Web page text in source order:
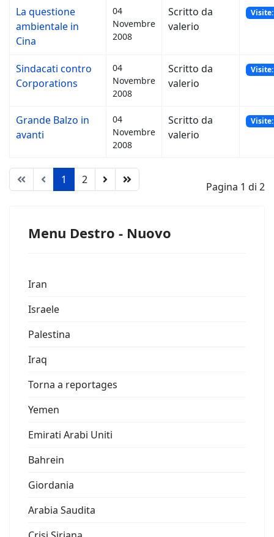
La questione
ambientale in
Cina
04
Novembre
2008
Scritto da
valerio
Sindacati contro
Corporations
04
Novembre
2008
Scritto da
valerio
Grande Balzo in
avanti
04
Novembre
2008
Scritto da
valerio
1 2
Pagina 1 di 2
Menu Destro - Nuovo
Iran
Israele
Palestina
Iraq
Torna a reportages
Yemen
Emirati Arabi Uniti
Bahrein
Giordania
Arabia Saudita